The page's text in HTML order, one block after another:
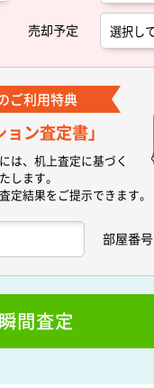
売却予定
ご利用特典
ョン査定書」
は、机上査定に基づく
します。
定結果をご提示できます。
部屋番号
間査定